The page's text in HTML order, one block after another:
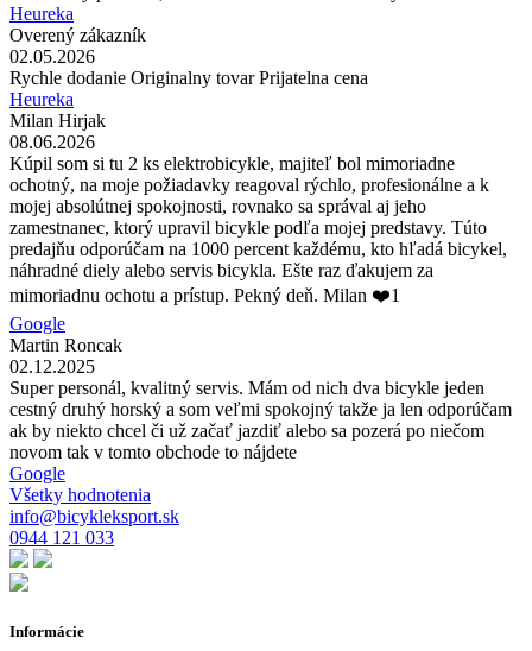
Heureka
Overený zákazník
02.05.2026
Rychle dodanie Originalny tovar Prijatelna cena
Heureka
Milan Hirjak
08.06.2026
Kúpil som si tu 2 ks elektrobicykle, majiteľ bol mimoriadne
ochotný, na moje požiadavky reagoval rýchlo, profesionálne a k
mojej absolútnej spokojnosti, rovnako sa správal aj jeho
zamestnanec, ktorý upravil bicykle podľa mojej predstavy. Túto
predajňu odporúčam na 1000 percent každému, kto hľadá bicykel,
náhradné diely alebo servis bicykla. Ešte raz ďakujem za
mimoriadnu ochotu a prístup. Pekný deň. Milan ❤️1
Google
Martin Roncak
02.12.2025
Super personál, kvalitný servis. Mám od nich dva bicykle jeden
cestný druhý horský a som veľmi spokojný takže ja len odporúčam
ak by niekto chcel či už začať jazdiť alebo sa pozerá po niečom
novom tak v tomto obchode to nájdete
Google
Všetky hodnotenia
info@bicykleksport.sk
0944 121 033
Informácie